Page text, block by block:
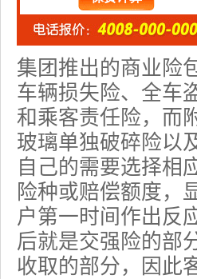
集团推出的商业险
车辆损失险、全车
和乘客责任险，而
玻璃单独破碎险以
自己的需要选择相
险种或赔偿额度，
户第一时间作出反
后就是交强险的部
收取的部分，因此